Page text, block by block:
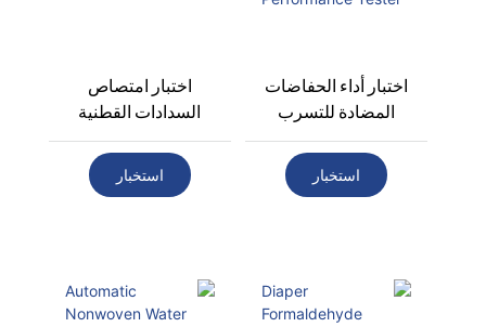
اختبار أداء الحفاضات
المضادة للتسرب
الجانبي
استخبار
اختبار امتصاص
السدادات القطنية
الصحية
استخبار